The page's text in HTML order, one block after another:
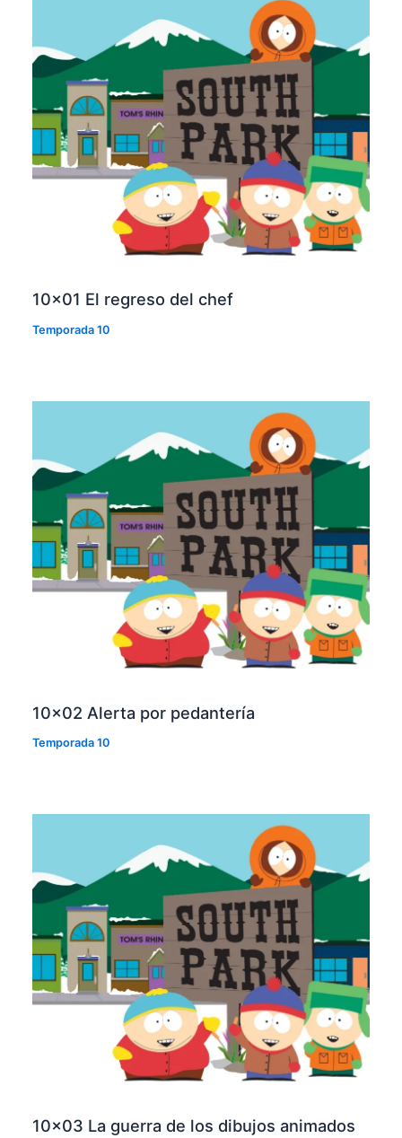
10×01 El regreso del chef
Temporada 10
10×02 Alerta por pedantería
Temporada 10
10×03 La guerra de los dibujos animados